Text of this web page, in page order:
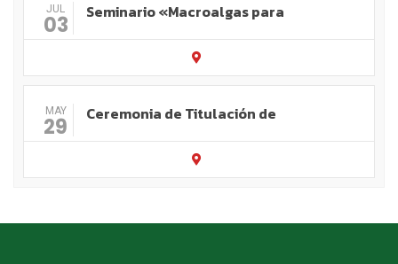
JUL
03 Seminario «Macroalgas para
MAY
29 Ceremonia de Titulación de